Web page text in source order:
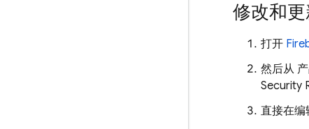
修改和
打开
然后从
Security
直接在编